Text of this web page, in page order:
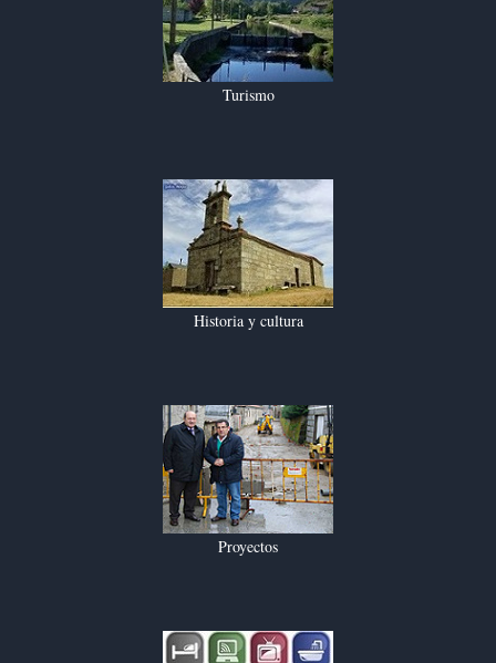
Turismo
Historia y cultura
Proyectos